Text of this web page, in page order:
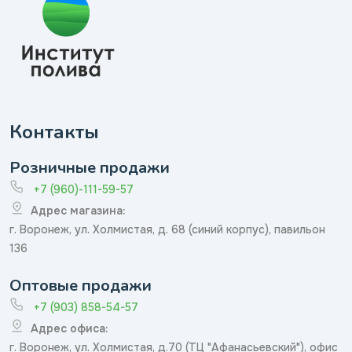
Контакты
Розничные продажи
+7 (960)-111-59-57
Адрес магазина:
г. Воронеж, ул. Холмистая, д. 68 (синий корпус), павильон
136
Оптовые продажи
+7 (903) 858-54-57
Адрес офиса:
г. Воронеж, ул. Холмистая, д.70 (ТЦ "Афанасьевский"), офис